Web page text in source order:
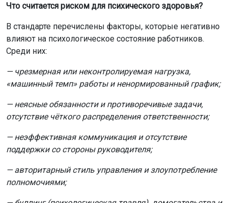
Что считается риском для психического здоровья?
В стандарте перечислены факторы, которые негативно
влияют на психологическое состояние работников.
Среди них:
— чрезмерная или неконтролируемая нагрузка,
«машинный темп» работы и ненормированный график;
— неясные обязанности и противоречивые задачи,
отсутствие чёткого распределения ответственности;
— неэффективная коммуникация и отсутствие
поддержки со стороны руководителя;
— авторитарный стиль управления и злоупотребление
полномочиями;